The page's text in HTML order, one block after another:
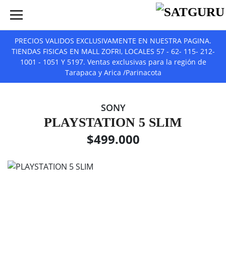
PRECIOS VALIDOS EXCLUSIVAMENTE EN NUESTRA PAGINA.
TIENDAS FISICAS EN MALL ZOFRI, LOCALES 57 - 62- 115- 212-
1001 - 1051 Y 5197. Ventas exclusivas para la región de
Tarapaca y Arica /Parinacota
SONY
PLAYSTATION 5 SLIM
$499.000